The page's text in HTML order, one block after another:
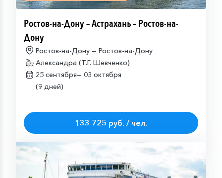
Ростов-на-Дону – Астрахань – Ростов-на-
Дону
Ростов-на-Дону — Ростов-на-Дону
Александра (Т.Г. Шевченко)
25 сентября— 03 октября
(9 дней)
133 725 руб. / чел.